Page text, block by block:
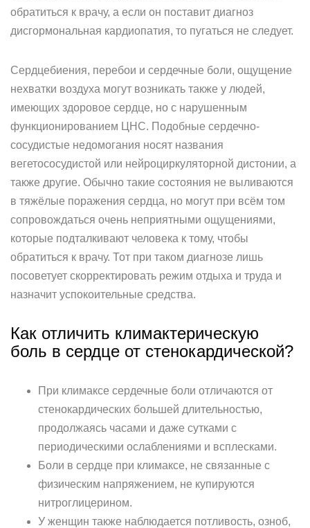
обратиться к врачу, а если он поставит диагноз
дисгормональная кардиопатия, то пугаться не следует.
Сердцебиения, перебои и сердечные боли, ощущение
нехватки воздуха могут возникать также у людей,
имеющих здоровое сердце, но с нарушенным
функционированием ЦНС. Подобные сердечно-
сосудистые недомогания носят названия
вегетососудистой или нейроциркуляторной дистонии, а
также другие. Обычно такие состояния не выливаются
в тяжёлые поражения сердца, но могут при всём том
сопровождаться очень неприятными ощущениями,
которые подталкивают человека к тому, чтобы
обратиться к врачу. Тот при таком диагнозе лишь
посоветует скорректировать режим отдыха и труда и
назначит успокоительные средства.
Как отличить климактерическую
боль в сердце от стенокардической?
При климаксе сердечные боли отличаются от
стенокардических большей длительностью,
продолжаясь часами и даже сутками с
периодическими ослаблениями и всплесками.
Боли в сердце при климаксе, не связанные с
физическим напряжением, не купируются
нитроглицерином.
У женщин также наблюдается потливость, озноб,